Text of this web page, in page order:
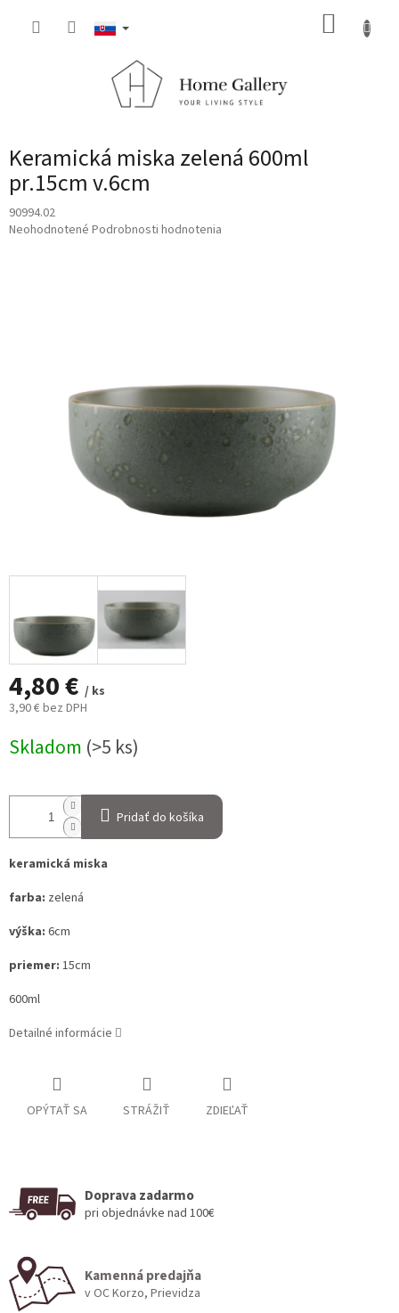
Keramická miska zelená 600ml
pr.15cm v.6cm
90994.02
Priemerné
Neohodnotené Podrobnosti hodnotenia
4,80 € / ks
3,90 € bez DPH
cena:
Skladom (>5 ks)
Pridať do košíka
keramická miska
farba: zelená
výška: 6cm
priemer: 15cm
600ml
Detailné informácie
OPÝTAŤ SA STRÁŽIŤ ZDIEĽAŤ
Doprava zadarmo
pri objednávke nad 100€
Kamenná predajňa
v OC Korzo, Prievidza